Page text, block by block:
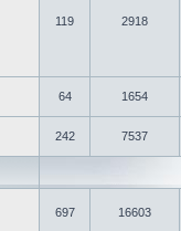
119 2918
64 1654
242 7537
697 16603